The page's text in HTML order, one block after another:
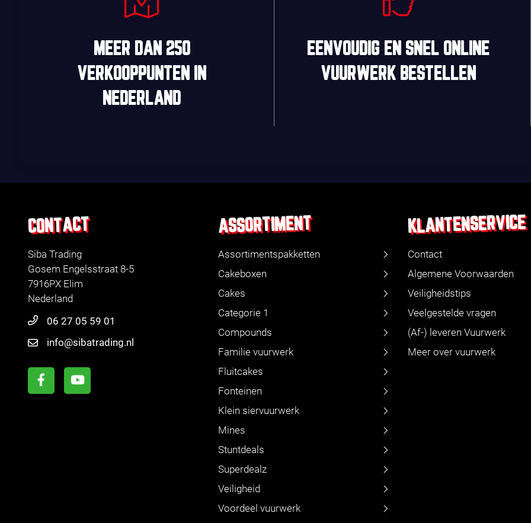
MEER DAN 250
VERKOOPPUNTEN
IN
NEDERLAND
EENVOUDIG EN SNELONLINE
VUURWERK BESTELLEN
CONTACT
Siba Trading
Gosem Engelsstraat 8-5
7916PX Elim
Nederland
06 27 05 59 01
info@sibatrading.nl
ASSORTIMENT
Assortimentspakketten
Cakeboxen
Cakes
Categorie 1
Compounds
Familie vuurwerk
Fluitcakes
Fonteinen
Klein siervuurwerk
Mines
Stuntdeals
Superdealz
Veiligheid
Voordeel vuurwerk
KLANTENSERVICE
Contact
Algemene Voorwaarden
Veiligheidstips
Veelgestelde vragen
(Af-) leveren Vuurwerk
Meer over vuurwerk